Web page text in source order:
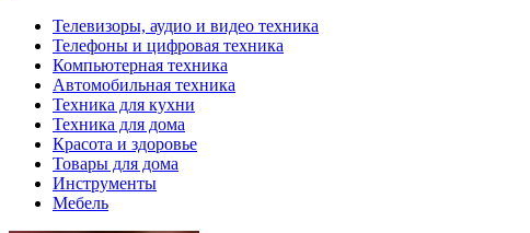
Телевизоры, аудио и видео техника
Телефоны и цифровая техника
Компьютерная техника
Автомобильная техника
Техника для кухни
Техника для дома
Красота и здоровье
Товары для дома
Инструменты
Мебель